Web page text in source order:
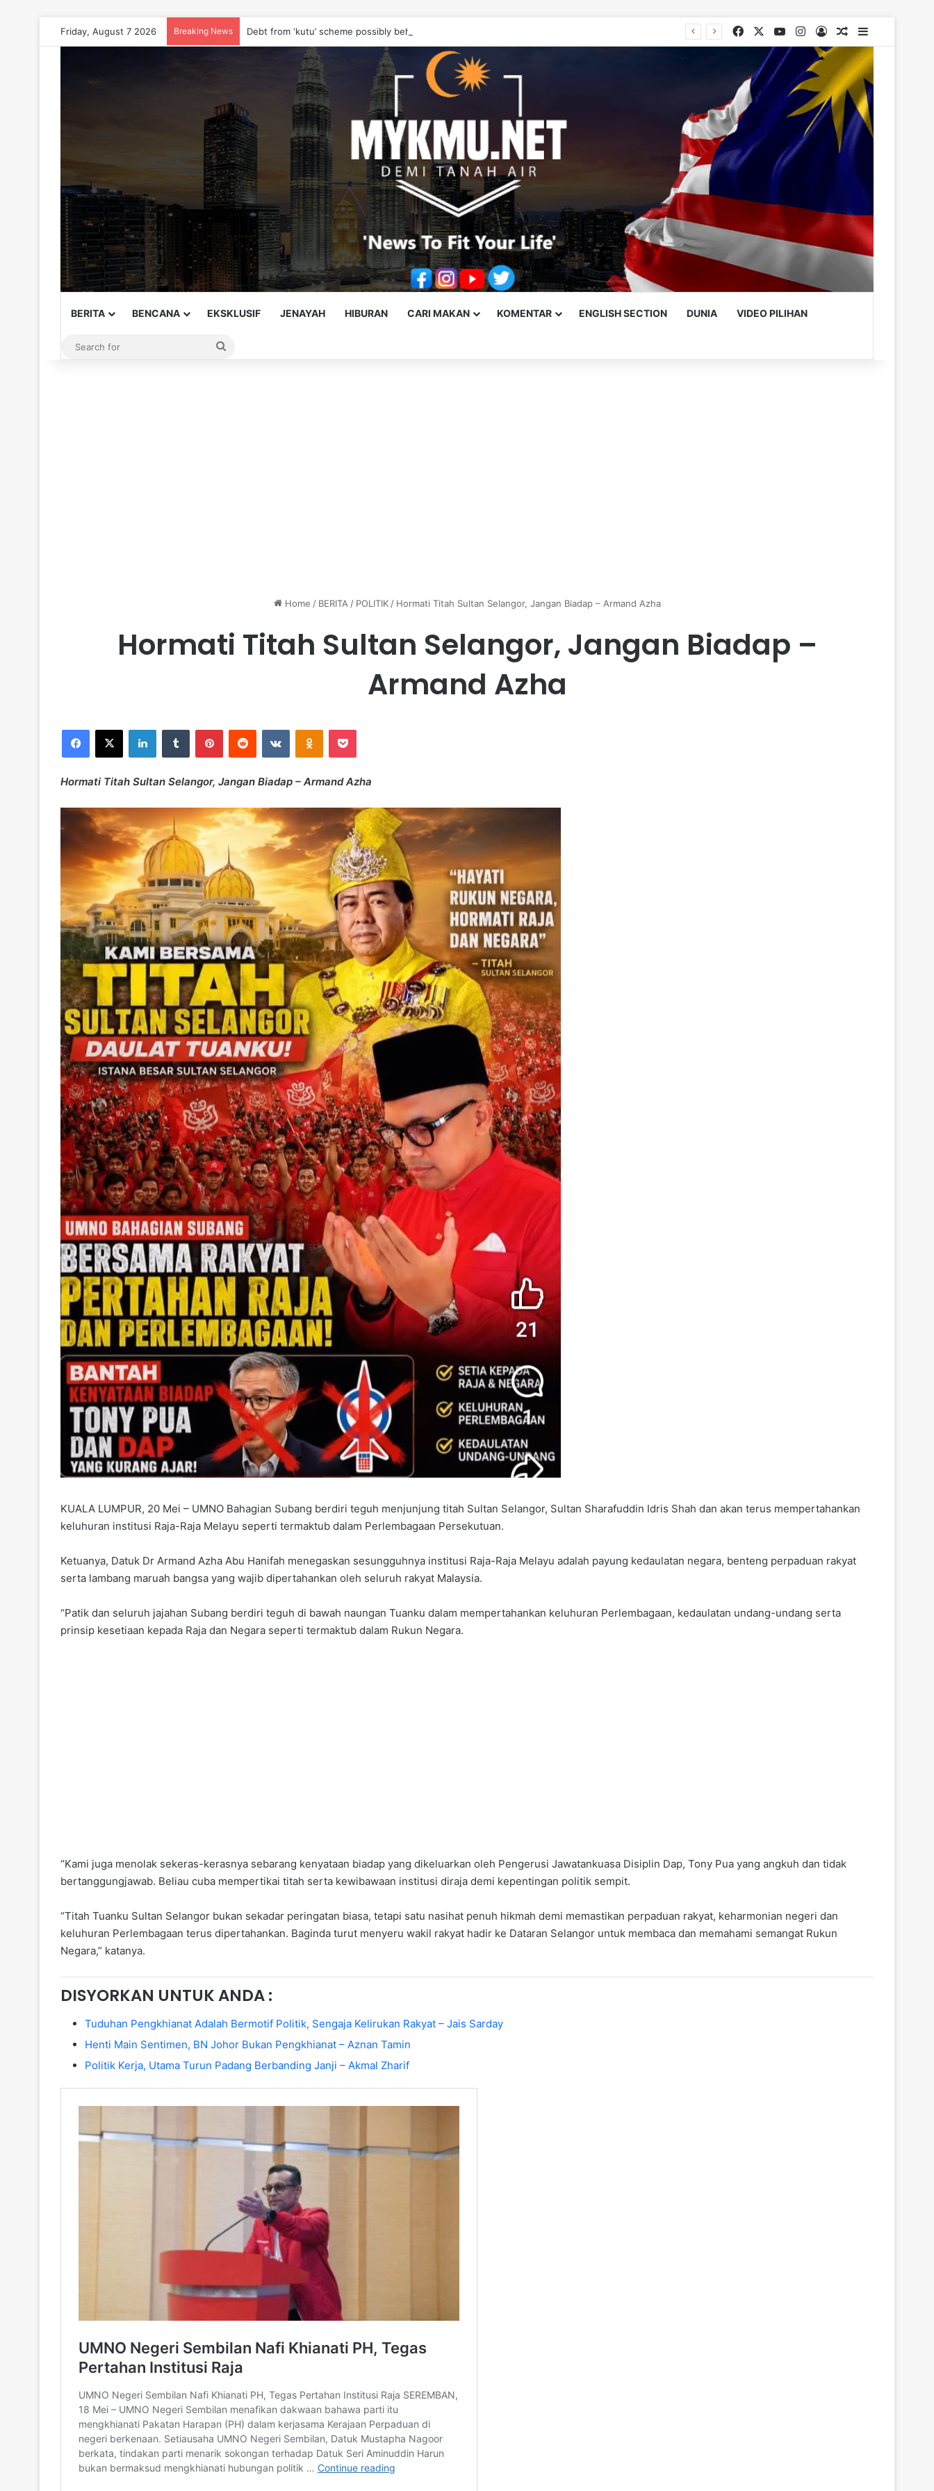
Friday, August 7 2026 Breaking News Debt from ‘kutu’ scheme possibly behind disappearance of family of three — police Facebook YouTubeInstagram
Log InRandom Article
BERITA BENCANA EKSKLUSIF JENAYAH HIBURAN CARI MAKAN KOMENTAR ENGLISH SECTION DUNIA VIDEO PILIHAN
Home / BERITA / POLITIK / Hormati Titah Sultan Selangor, Jangan Biadap – Armand Azha
Hormati Titah Sultan Selangor, Jangan Biadap –
Armand Azha
Hormati Titah Sultan Selangor, Jangan Biadap – Armand Azha
KUALA LUMPUR, 20 Mei – UMNO Bahagian Subang berdiri teguh menjunjung titah Sultan Selangor, Sultan Sharafuddin Idris Shah dan akan terus mempertahankan
keluhuran institusi Raja-Raja Melayu seperti termaktub dalam Perlembagaan Persekutuan.
Ketuanya, Datuk Dr Armand Azha Abu Hanifah menegaskan sesungguhnya institusi Raja-Raja Melayu adalah payung kedaulatan negara, benteng perpaduan rakyat
serta lambang maruah bangsa yang wajib dipertahankan oleh seluruh rakyat Malaysia.
“Patik dan seluruh jajahan Subang berdiri teguh di bawah naungan Tuanku dalam mempertahankan keluhuran Perlembagaan, kedaulatan undang-undang serta
prinsip kesetiaan kepada Raja dan Negara seperti termaktub dalam Rukun Negara.
“Kami juga menolak sekeras-kerasnya sebarang kenyataan biadap yang dikeluarkan oleh Pengerusi Jawatankuasa Disiplin Dap, Tony Pua yang angkuh dan tidak
bertanggungjawab. Beliau cuba mempertikai titah serta kewibawaan institusi diraja demi kepentingan politik sempit.
“Titah Tuanku Sultan Selangor bukan sekadar peringatan biasa, tetapi satu nasihat penuh hikmah demi memastikan perpaduan rakyat, keharmonian negeri dan
keluhuran Perlembagaan terus dipertahankan. Baginda turut menyeru wakil rakyat hadir ke Dataran Selangor untuk membaca dan memahami semangat Rukun
Negara,” katanya.
DISYORKAN UNTUK ANDA :
Tuduhan Pengkhianat Adalah Bermotif Politik, Sengaja Kelirukan Rakyat – Jais Sarday
Henti Main Sentimen, BN Johor Bukan Pengkhianat – Aznan Tamin
Politik Kerja, Utama Turun Padang Berbanding Janji – Akmal Zharif